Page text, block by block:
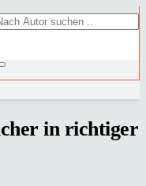
in richtiger